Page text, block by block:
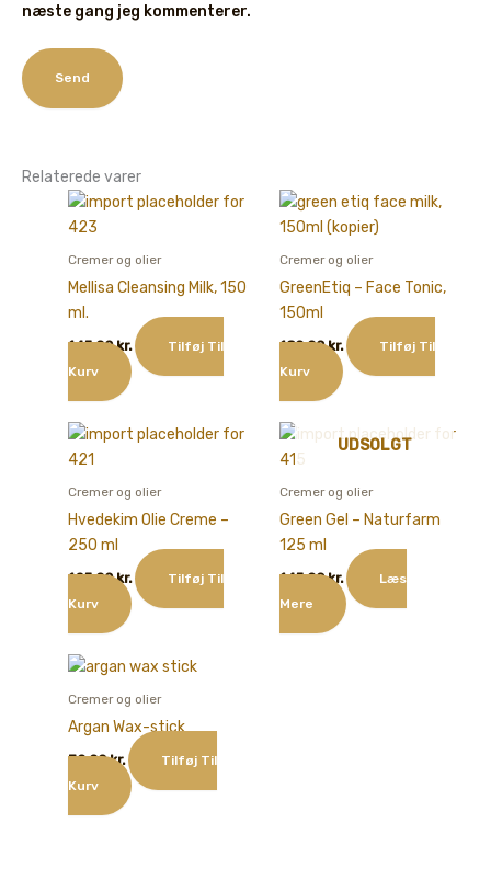
næste gang jeg kommenterer.
Relaterede varer
Cremer og olier
Mellisa Cleansing Milk, 150
ml.
145,00kr.
Tilføj Til
Kurv
Cremer og olier
GreenEtiq – Face Tonic,
150ml
180,00kr.
Tilføj Til
Kurv
Cremer og olier
Hvedekim Olie Creme –
250 ml
125,00kr.
Tilføj Til
Kurv
UDSOLGT
Cremer og olier
Green Gel – Naturfarm
125 ml
145,00kr.
Læs
Mere
Cremer og olier
Argan Wax-stick
70,00kr.
Tilføj Til
Kurv